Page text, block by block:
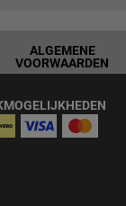
ALGEMENE
VOORWAARDEN